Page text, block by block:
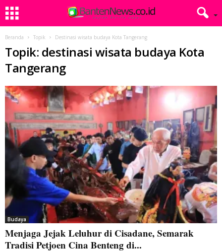
Beranda Topik Destinasi wisata budaya Kota Tangerang
Topik: destinasi wisata budaya Kota
Tangerang
Budaya
Menjaga Jejak Leluhur di Cisadane, Semarak
Tradisi Petjoen Cina Benteng di...